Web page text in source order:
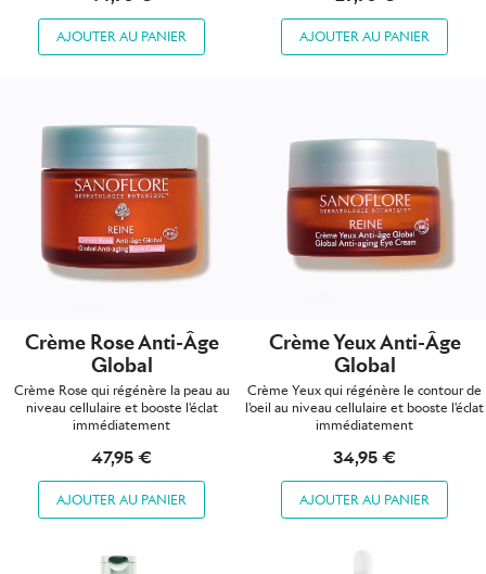
AJOUTER AU PANIER AJOUTER AU PANIER
Crème Rose Anti-Âge
Global
Crème Rose qui régénère la peau au
niveau cellulaire et booste l'éclat
immédiatement
47,95 €
AJOUTER AU PANIER
Crème Yeux Anti-Âge
Global
Crème Yeux qui régénère le contour de
l'oeil au niveau cellulaire et booste l'éclat
immédiatement
34,95 €
AJOUTER AU PANIER